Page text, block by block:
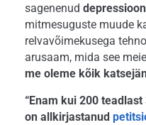
sagenenud
mitmesuguste muude
relvavõimekusega
arusaam, mida see
me oleme kõik
“Enam kui 200
on allkirjastanud